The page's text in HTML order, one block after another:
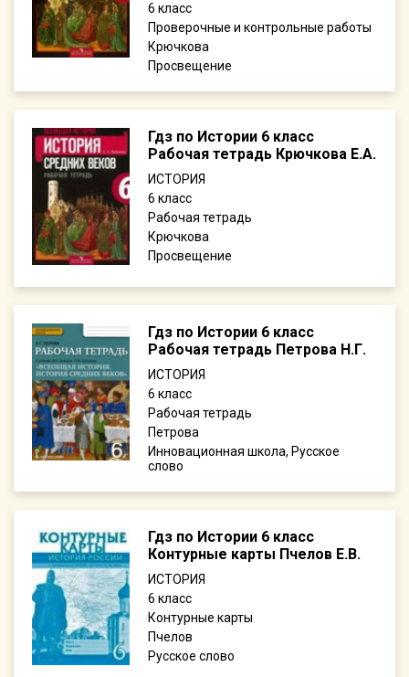
6
Проверочные и контрольные работы
Крючкова
Просвещение
Гдз по Истории 6 класс
Рабочая тетрадь Крючкова Е.А.
ИСТОРИЯ
6
Рабочая тетрадь
Крючкова
Просвещение
Гдз по Истории 6 класс
Рабочая тетрадь Петрова Н.Г.
ИСТОРИЯ
6
Рабочая тетрадь
Петрова
Инновационная школа, Русское
слово
Гдз по Истории 6 класс
Контурные карты Пчелов Е.В.
ИСТОРИЯ
6
Контурные карты
Пчелов
Русское слово